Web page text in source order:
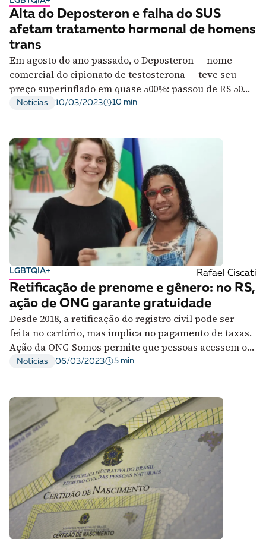
Alta do Deposteron e falha do SUS
afetam tratamento hormonal de homens
trans
Em agosto do ano passado, o Deposteron — nome
comercial do cipionato de testosterona — teve seu
preço superinflado em quase 500%: passou de R$ 50
para cerca R$ 250
Notícias 10/03/2023 10 min
LGBTQIA+ Rafael Ciscati
Retificação de prenome e gênero: no RS,
ação de ONG garante gratuidade
Desde 2018, a retificação do registro civil pode ser
feita no cartório, mas implica no pagamento de taxas.
Ação da ONG Somos permite que pessoas acessem o
direito gratuitamente
Notícias 06/03/2023 5 min